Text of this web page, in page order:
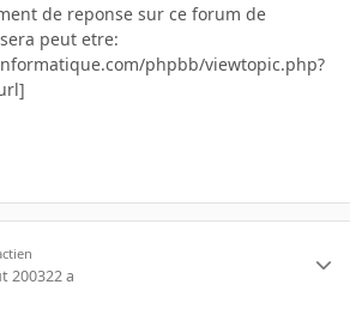
de reponse sur ce forum de
peut etre:
phpbb/viewtopic.php?
200322 a